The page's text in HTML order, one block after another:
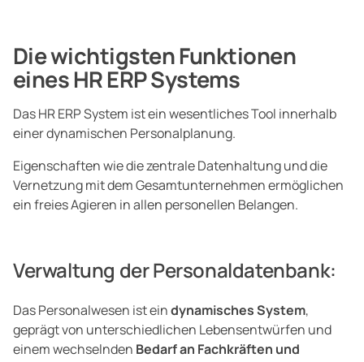
Die wichtigsten Funktionen
eines HR ERP Systems
Das HR ERP System ist ein wesentliches Tool innerhalb
einer dynamischen Personalplanung.
Eigenschaften wie die zentrale Datenhaltung und die
Vernetzung mit dem Gesamtunternehmen ermöglichen
ein freies Agieren in allen personellen Belangen.
Verwaltung der Personaldatenbank:
Das Personalwesen ist eindynamisches System,
geprägt von unterschiedlichen Lebensentwürfen und
einem wechselnden Bedarf an Fachkräften und